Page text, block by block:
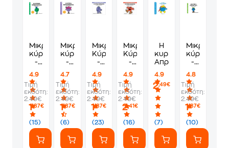
Μικροί
κύριοι
-
κυρίες:
Ο
κύριος
Ψεματούλης
4.9
(15)
Τιμή
εκδότη:
2.49€
1,87€
Μικροί
κύριοι
-
κυρίες:
Η
κυρία
Εκπληξούλα
4.7
(6)
Τιμή
εκδότη:
2.49€
1,87€
Μικροί
Κύριοι
-
Κυρίες
44-
Ο
κύριος
Γκρινιάρης
4.9
(23)
Τιμή
εκδότη:
2.49€
1,87€
Μικροί
Κύριοι
-
Κυρίες
34-
Ο
κύριος
Φασαρίας
4.9
(16)
Τιμή
εκδότη:
2.49€
2,41€
Η
κυρία
Απρόσεκτη
4.9
(7)
2,49€
Μικροί
κύριοι
-
κυρίες:
Ο
κύριος
Θαυμάσιος
4.8
(10)
Τιμή
εκδότη:
2.49€
1,87€